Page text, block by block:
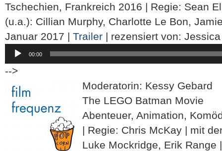
Tschechien, Frankreich 2016 | Regie: Sean
(u.a.): Cillian Murphy, Charlotte Le Bon,
Januar 2017 | Trailer | rezensiert von:
Player
00:00
-->
Moderatorin: Kessy Gebard
The LEGO Batman Movie
Abenteuer, Animation,
| Regie: Chris McKay | mit
Luke Mockridge, Erik Range